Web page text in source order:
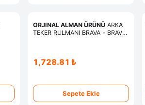
ORJINAL ALMAN ÜRÜNÜ ARKA
TEKER RULMANI BRAVA - BRAVO
1,728.81 ₺
Sepete Ekle